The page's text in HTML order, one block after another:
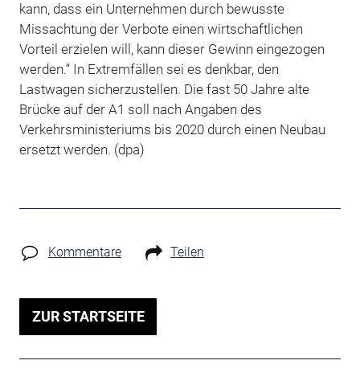
kann, dass ein Unternehmen durch bewusste
Missachtung der Verbote einen wirtschaftlichen
Vorteil erzielen will, kann dieser Gewinn eingezogen
werden.“ In Extremfällen sei es denkbar, den
Lastwagen sicherzustellen. Die fast 50 Jahre alte
Brücke auf der A1 soll nach Angaben des
Verkehrsministeriums bis 2020 durch einen Neubau
ersetzt werden. (dpa)
Kommentare Teilen
ZUR STARTSEITE